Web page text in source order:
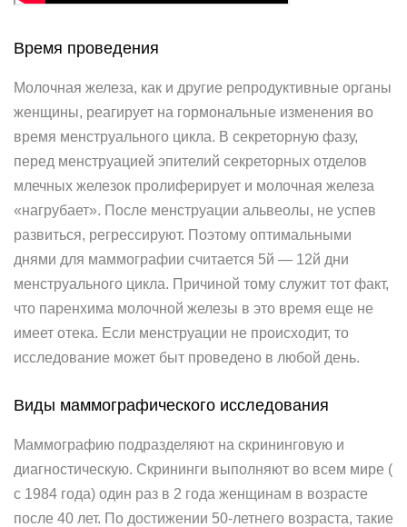
Время проведения
Молочная железа, как и другие репродуктивные органы
женщины, реагирует на гормональные изменения во
время менструального цикла. В секреторную фазу,
перед менструацией эпителий секреторных отделов
млечных железок пролиферирует и молочная железа
«нагрубает». После менструации альвеолы, не успев
развиться, регрессируют. Поэтому оптимальными
днями для маммографии считается 5й — 12й дни
менструального цикла. Причиной тому служит тот факт,
что паренхима молочной железы в это время еще не
имеет отека. Если менструации не происходит, то
исследование может быт проведено в любой день.
Виды маммографического исследования
Маммографию подразделяют на скрининговую и
диагностическую. Скрининги выполняют во всем мире (
с 1984 года) один раз в 2 года женщинам в возрасте
после 40 лет. По достижении 50-летнего возраста, такие